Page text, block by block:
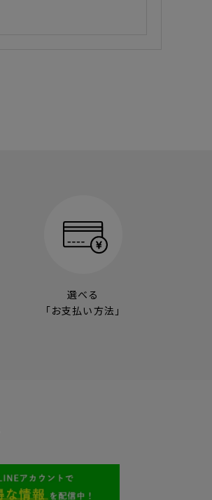
選べる
「お支払い方法」